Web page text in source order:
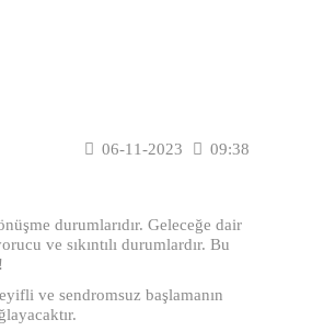
06-11-2023 09:38
durumlarıdır. Geleceğe dair
ve sıkıntılı durumlardır. Bu
ve sendromsuz başlamanın